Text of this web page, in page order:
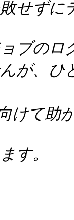
が、ひ